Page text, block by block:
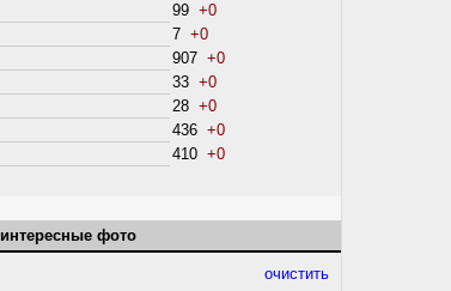
99 +0
7 +0
907 +0
33 +0
28 +0
436 +0
410 +0
интересные фото
очистить